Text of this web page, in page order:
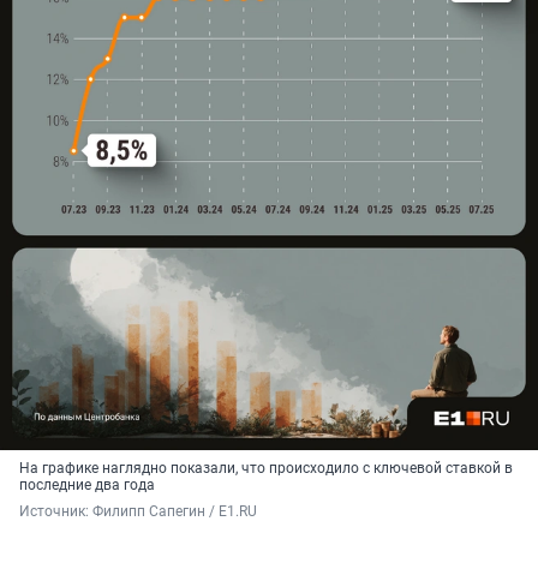
На графике наглядно показали, что происходило с ключевой ставкой в
последние два года
Источник: Филипп Сапегин / E1.RU